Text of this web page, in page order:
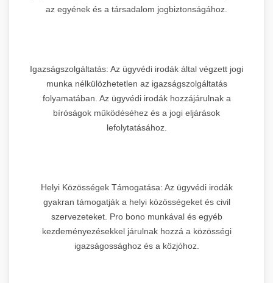
az egyének és a társadalom jogbiztonságához.
Igazságszolgáltatás: Az ügyvédi irodák által végzett jogi
munka nélkülözhetetlen az igazságszolgáltatás
folyamatában. Az ügyvédi irodák hozzájárulnak a
bíróságok működéséhez és a jogi eljárások
lefolytatásához.
Helyi Közösségek Támogatása: Az ügyvédi irodák
gyakran támogatják a helyi közösségeket és civil
szervezeteket. Pro bono munkával és egyéb
kezdeményezésekkel járulnak hozzá a közösségi
igazságossághoz és a közjóhoz.